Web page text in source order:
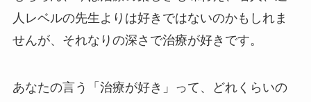
人レベルの先生よりは好きではないのかもしれま
せんが、それなりの深さで治療が好きです。
あなたの言う「治療が好き」って、どれくらいの